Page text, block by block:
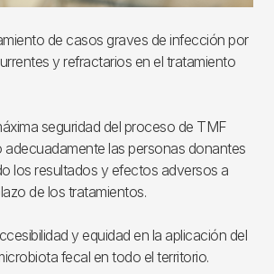
de casos graves de infección por
y refractarios en el tratamiento
seguridad del proceso de TMF
las personas donantes
los resultados y efectos adversos a
de los tratamientos.
y equidad en la aplicación del
fecal en todo el territorio.